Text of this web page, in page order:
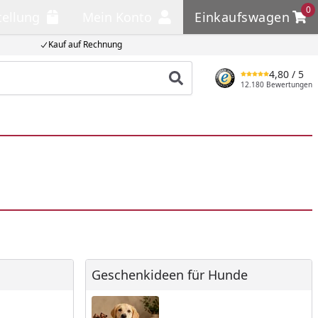
Kauf auf Rechnung
Einkaufswagen
0
Einkaufswagen
Produkt suchen
4,80 / 5
12.180 Bewertungen
Geschenkideen für Hunde
Geschenkideen für Hunde